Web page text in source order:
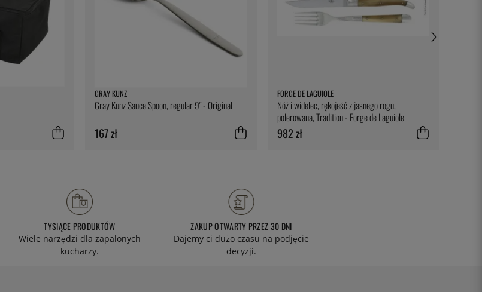
GRAY KUNZ
Gray Kunz Sauce Spoon, regular 9" - Original
167 zł
FORGE DE LAGUIOLE
Nóż i widelec, rękojeść z jasnego rogu,
polerowana, Tradition - Forge de Laguiole
982 zł
TYSIĄCE PRODUKTÓW
Wiele narzędzi dla zapalonych
kucharzy.
ZAKUP OTWARTY PRZEZ 30 DNI
Dajemy ci dużo czasu na podjęcie
decyzji.